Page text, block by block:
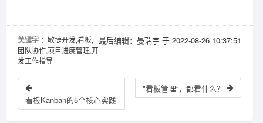
最后编辑：晏瑞宇 于 2022-08-26 10:37:51
关键字 ：敏捷开发,看板,
团队协作,项目进度管理,开
发工作指导
看板Kanban的5个核心实践
"看板管理“，都看什么？